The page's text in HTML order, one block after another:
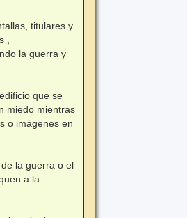
titulares y
,
la guerra y
que se
miedo mientras
o imágenes en
la guerra o el
a la